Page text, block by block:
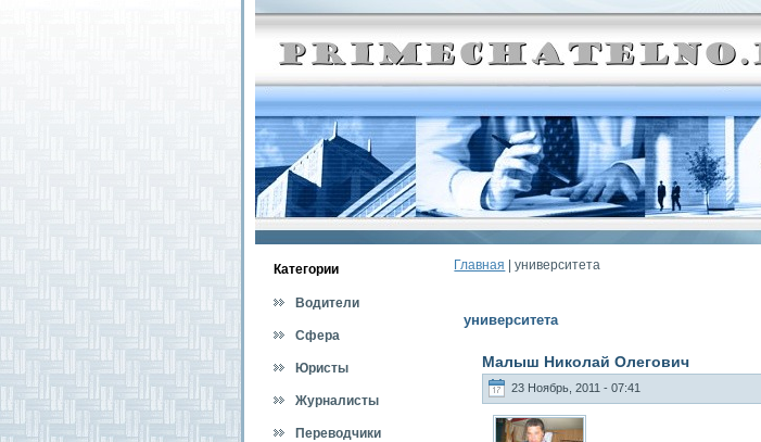
Категοрии
Водители
Сфера
обслуживания
Юристы
Журналисты
Переводчики
Главная | университета
университета
Малыш Николай Олегович
23 Ноябрь, 2011 - 07:41